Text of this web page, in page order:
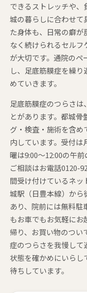
できるストレッチや
城の暮らしに合わせて
た身体も、日常の癖
なく続けられるセル
が大切です。通院のペ
し、足底筋膜症を繰
めていきます。
足底筋膜症のつらさ
とがあります。都城
グ・検査・施術を含
内しています。受付は
曜は9:00〜12:00の午
ご相談はお電話0120-
間受け付けているネ
城駅（日豊本線）から
あり、院前には無料
もお車でもお気軽にお
帰り、お買い物のつい
症のつらさを我慢して
状態を確かめにいら
待ちしています。